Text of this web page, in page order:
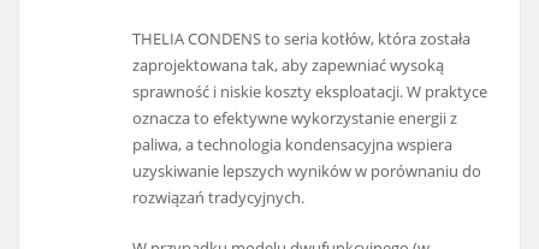
THELIA CONDENS to seria kotłów, która została
zaprojektowana tak, aby zapewniać wysoką
sprawność i niskie koszty eksploatacji. W praktyce
oznacza to efektywne wykorzystanie energii z
paliwa, a technologia kondensacyjna wspiera
uzyskiwanie lepszych wyników w porównaniu do
rozwiązań tradycyjnych.